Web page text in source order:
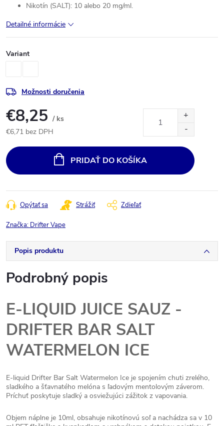
Nikotín (SALT): 10 alebo 20 mg/ml.
Detailné informácie
Variant
Možnosti doručenia
€8,25 / ks
€6,71 bez DPH
cena:
PRIDAŤ DO KOŠÍKA
Opýtať sa Strážiť Zdieľať
Značka: Drifter Vape
Popis produktu
Podrobný popis
E-LIQUID JUICE SAUZ -
DRIFTER BAR SALT
WATERMELON ICE
E-liquid Drifter Bar Salt Watermelon Ice je spojením chuti zrelého,
sladkého a šťavnatého melóna s ľadovým mentolovým záverom.
Príchuť poskytuje sladký a osviežujúci zážitok z vapovania.
Objem náplne je 10ml, obsahuje nikotínovú soľ a nachádza sa v 10